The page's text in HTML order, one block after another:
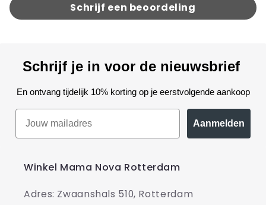
Schrijf een beoordeling
Schrijf je in voor de nieuwsbrief
En ontvang tijdelijk 10% korting op je eerstvolgende aankoop
Aanmelden
Winkel Mama Nova Rotterdam
Adres: Zwaanshals 510, Rotterdam